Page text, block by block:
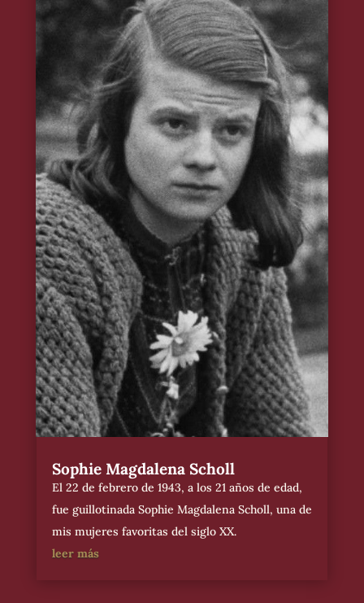
Sophie Magdalena Scholl
El 22 de febrero de 1943, a los 21 años de edad,
fue guillotinada Sophie Magdalena Scholl, una de
mis mujeres favoritas del siglo XX.
leer más